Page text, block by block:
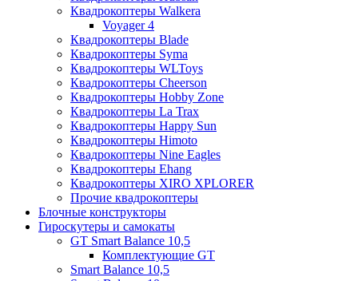
Квадрокоптеры Walkera
Voyager 4
Квадрокоптеры Blade
Квадрокоптеры Syma
Квадрокоптеры WLToys
Квадрокоптеры Cheerson
Квадрокоптеры Hobby Zone
Квадрокоптеры La Trax
Квадрокоптеры Happy Sun
Квадрокоптеры Himoto
Квадрокоптеры Nine Eagles
Квадрокоптеры Ehang
Квадрокоптеры XIRO XPLORER
Прочие квадрокоптеры
Блочные конструкторы
Гироскутеры и самокаты
GT Smart Balance 10,5
Комплектующие GT
Smart Balance 10,5